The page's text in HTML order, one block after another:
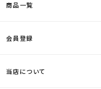
商品一覧
会員登録
当店について